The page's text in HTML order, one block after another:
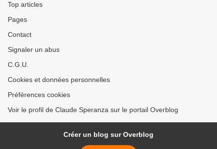
Top articles
Pages
Contact
Signaler un abus
C.G.U.
Cookies et données personnelles
Préférences cookies
Voir le profil de Claude Speranza sur le portail Overblog
Créer un blog sur Overblog